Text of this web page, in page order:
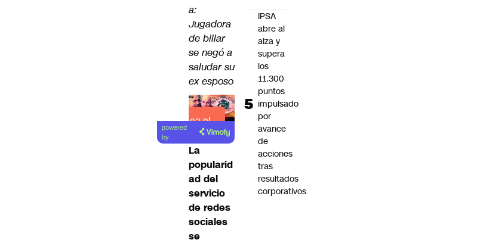
a:
Jugadora
de billar
se negó a
saludar su
ex esposo
Lea el
artículo
powered
by
La
popularid
ad del
servicio
de redes
sociales
se
IPSA
abre al
alza y
supera
los
11.300
puntos
impulsado
por
avance
de
acciones
tras
resultados
corporativos